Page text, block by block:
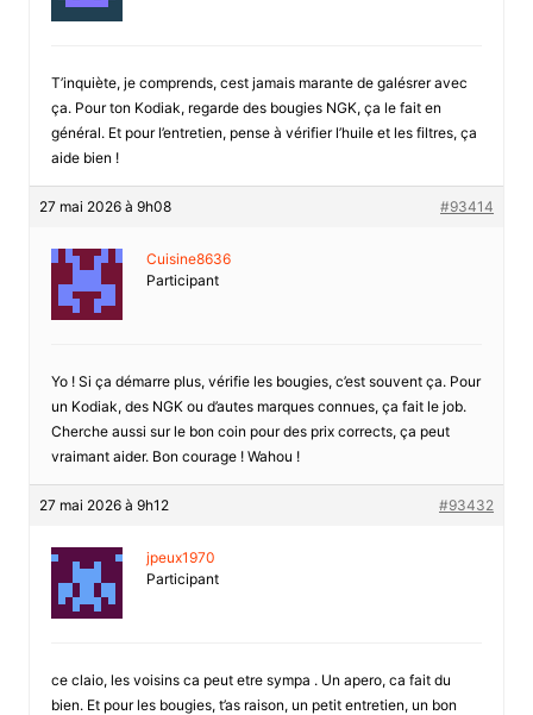
T’inquiète, je comprends, cest jamais marante de galésrer avec
ça. Pour ton Kodiak, regarde des bougies NGK, ça le fait en
général. Et pour l’entretien, pense à vérifier l’huile et les filtres, ça
aide bien !
27 mai 2026 à 9h08 #93414
Cuisine8636
Participant
Yo ! Si ça démarre plus, vérifie les bougies, c’est souvent ça. Pour
un Kodiak, des NGK ou d’autes marques connues, ça fait le job.
Cherche aussi sur le bon coin pour des prix corrects, ça peut
vraimant aider. Bon courage ! Wahou !
27 mai 2026 à 9h12 #93432
jpeux1970
Participant
ce claio, les voisins ca peut etre sympa . Un apero, ca fait du
bien. Et pour les bougies, t’as raison, un petit entretien, un bon